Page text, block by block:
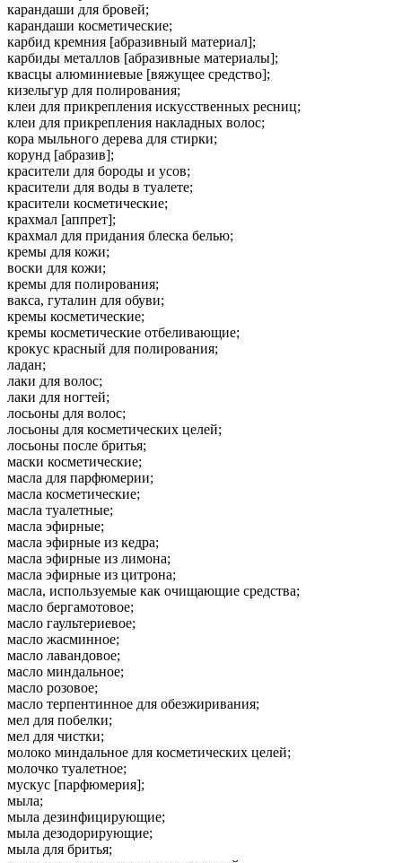
карандаши для бровей;
карандаши косметические;
карбид кремния [абразивный материал];
карбиды металлов [абразивные материалы];
квасцы алюминиевые [вяжущее средство];
кизельгур для полирования;
клеи для прикрепления искусственных ресниц;
клеи для прикрепления накладных волос;
кора мыльного дерева для стирки;
корунд [абразив];
красители для бороды и усов;
красители для воды в туалете;
красители косметические;
крахмал [аппрет];
крахмал для придания блеска белью;
кремы для кожи;
воски для кожи;
кремы для полирования;
вакса, гуталин для обуви;
кремы косметические;
кремы косметические отбеливающие;
крокус красный для полирования;
ладан;
лаки для волос;
лаки для ногтей;
лосьоны для волос;
лосьоны для косметических целей;
лосьоны после бритья;
маски косметические;
масла для парфюмерии;
масла косметические;
масла туалетные;
масла эфирные;
масла эфирные из кедра;
масла эфирные из лимона;
масла эфирные из цитрона;
масла, используемые как очищающие средства;
масло бергамотовое;
масло гаультериевое;
масло жасминное;
масло лавандовое;
масло миндальное;
масло розовое;
масло терпентинное для обезжиривания;
мел для побелки;
мел для чистки;
молоко миндальное для косметических целей;
молочко туалетное;
мускус [парфюмерия];
мыла;
мыла дезинфицирующие;
мыла дезодорирующие;
мыла для бритья;